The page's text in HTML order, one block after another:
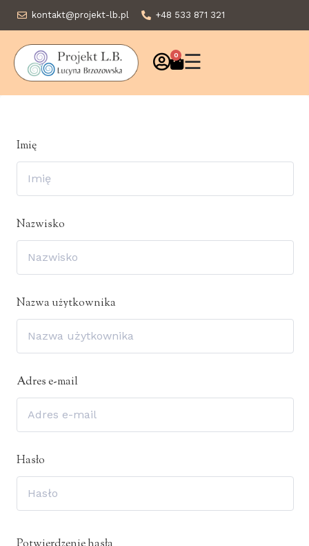
kontakt@projekt-lb.pl +48 533 871 321
0 ☰
Imię
Nazwisko
Nazwa użytkownika
Adres e-mail
Hasło